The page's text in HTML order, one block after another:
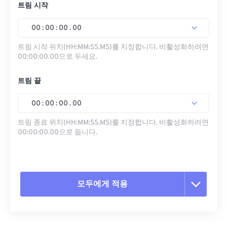
트림 시작
00 : 00 : 00 . 00
트림 시작 위치(HH:MM:SS.MS)를 지정합니다. 비활성화하려면
00:00:00.00으로 두세요.
트림 끝
00 : 00 : 00 . 00
트림 종료 위치(HH:MM:SS.MS)를 지정합니다. 비활성화하려면
00:00:00.00으로 둡니다.
모두에게 적용